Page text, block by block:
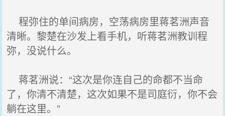
程弥住的单间病房，空荡病房里蒋茗洲声音
清晰。黎楚在沙发上看手机，听蒋茗洲教训程
弥，没说什么。
蒋茗洲说：“这次是你连自己的命都不当命
了，你清不清楚，这次如果不是司庭衍，你不会
躺在这里。”